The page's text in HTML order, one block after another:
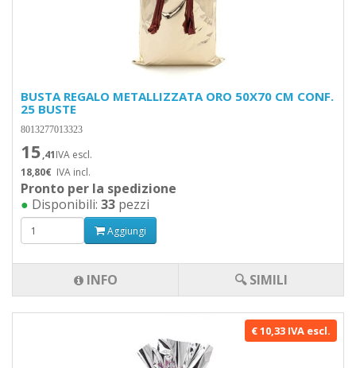
BUSTA REGALO METALLIZZATA ORO 50X70 CM CONF.
25 BUSTE
8013277013323
15,41IVA escl.
18,80€ IVA incl.
Pronto per la spedizione
● Disponibili: 33 pezzi
Aggiungi
INFO 🔍 SIMILI
€ 10,33 IVA escl.